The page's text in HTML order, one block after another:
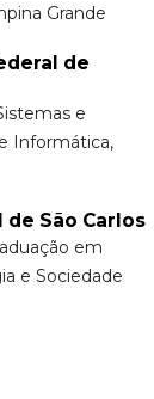
Grande
de
e
Informática,
São Carlos
em
e Sociedade